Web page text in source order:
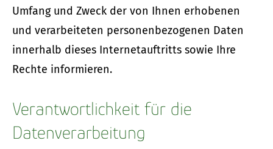
Umfang und Zweck der von Ihnen erhobenen
und verarbeiteten personenbezogenen Daten
innerhalb dieses Internetauftritts sowie Ihre
Rechte informieren.
Verantwortlichkeit für die
Datenverarbeitung